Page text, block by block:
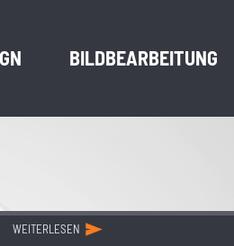
BILDBEARBEITUNG
WEITERLESEN